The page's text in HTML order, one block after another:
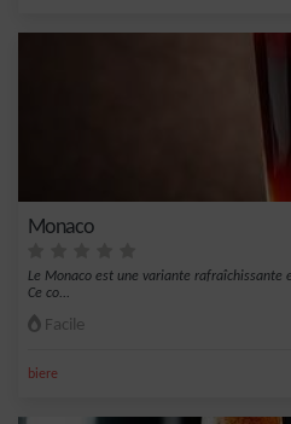
Monaco
Le Monaco est une variante
Ce co...
Facile
biere